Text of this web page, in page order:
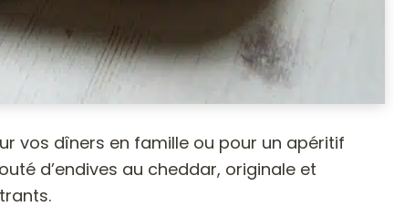
vos dîners en famille ou pour un apéritif
d’endives au cheddar, originale et